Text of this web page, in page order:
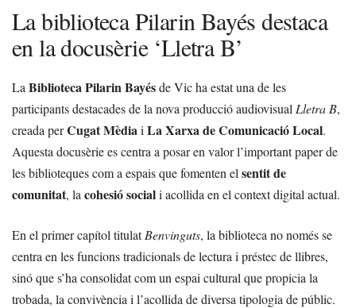
La biblioteca Pilarin Bayés destaca
en la docusèrie ‘Lletra B’
La Biblioteca Pilarin Bayésde Vic ha estat una de les
participants destacades de la nova producció audiovisual Lletra B,
creada perCugat Mèdiai La Xarxa de Comunicació Local.
Aquesta docusèrie es centra a posar en valor l’important paper de
les biblioteques com a espais que fomenten el sentit de
comunitat, la cohesió sociali acollida en el context digital actual.
En el primer capítol titulatBenvinguts, la biblioteca no només se
centra en les funcions tradicionals de lectura i préstec de llibres,
sinó que s’ha consolidat com un espai cultural que propicia la
trobada, la convivència i l’acollida de diversa tipologia de públic.